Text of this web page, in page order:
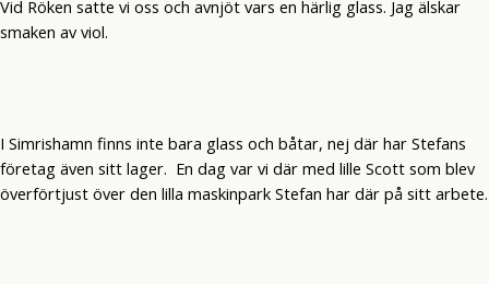
Vid Röken satte vi oss och avnjöt vars en härlig glass. Jag älskar
smaken av viol.
I Simrishamn finns inte bara glass och båtar, nej där har Stefans
företag även sitt lager. En dag var vi där med lille Scott som blev
överförtjust över den lilla maskinpark Stefan har där på sitt arbete.